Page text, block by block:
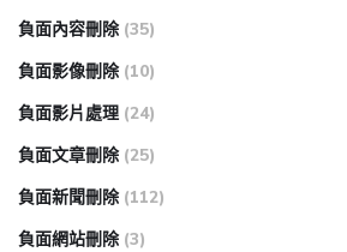
負面內容刪除 (35)
負面影像刪除 (10)
負面影片處理 (24)
負面文章刪除 (25)
負面新聞刪除 (112)
負面網站刪除 (3)